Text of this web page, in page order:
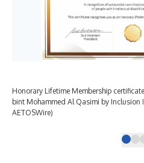
Honorary Lifetime Membership
bint Mohammed Al Qasimi by Inclusion
AETOSWire)